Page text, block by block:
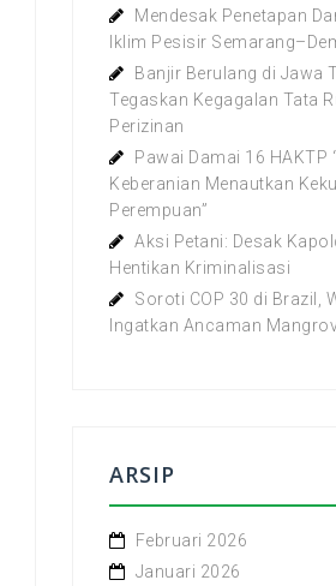
Mendesak Penetapan
Iklim Pesisir
Banjir Berulang di Jawa
Tegaskan Kegagalan Tata
Perizinan
Pawai Damai 16 HAKTP
Keberanian Menautkan
Perempuan”
Aksi Petani: Desak
Hentikan Kriminalisasi
Soroti COP 30 di Brazil,
Ingatkan Ancaman
ARSIP
Februari 2026
Januari 2026